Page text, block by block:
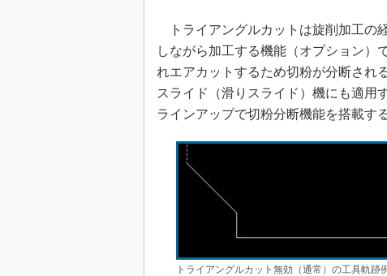
トライアングルカットは旋削加工の
しながら加工する機能（オプション）
れエアカットするため切粉が分断され
スライド（滑りスライド）機にも適用
ラインアップで切粉分断機能を搭載す
トライアングルカット無効（通常）の工具軌跡